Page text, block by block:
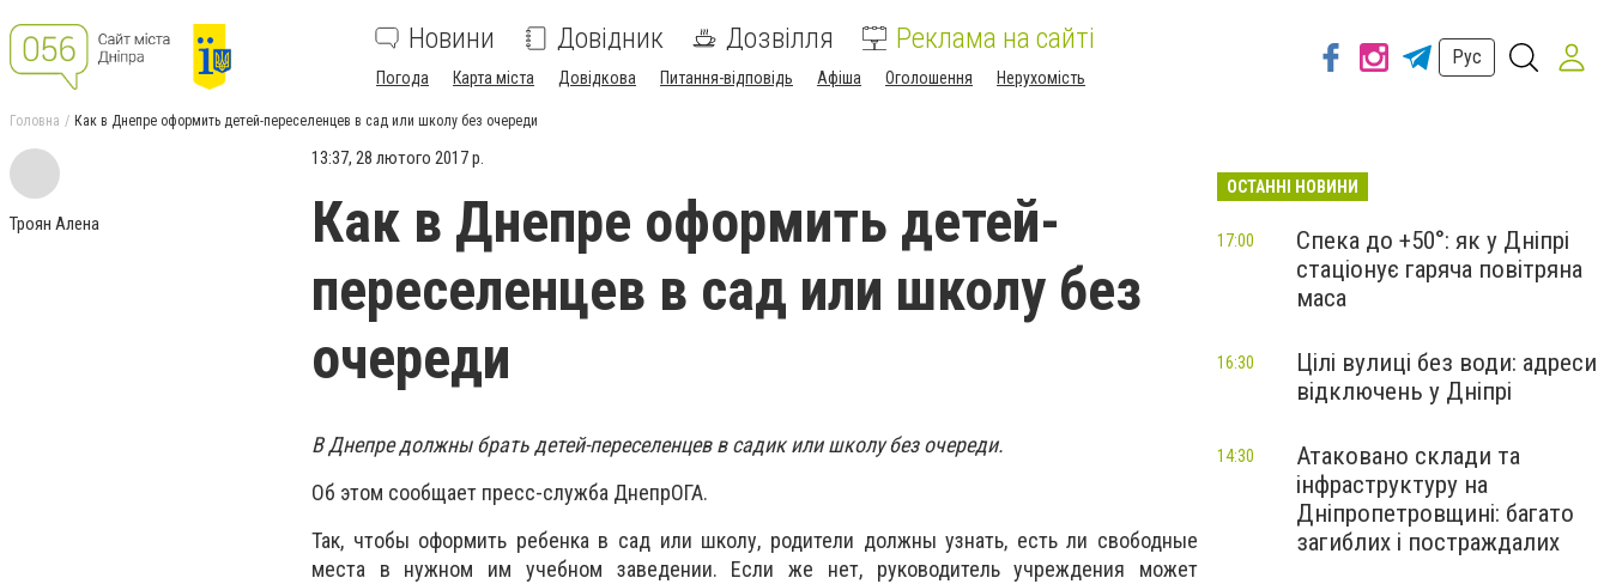
Новини Довідник Дозвілля Реклама на сайті
Погода Карта міста Довідкова Питання-відповідь Афіша Оголошення Нерухомість
Рус
Головна Как в Днепре оформить детей-переселенцев в сад или школу без очереди
Троян Алена
13:37, 28 лютого 2017 р.
Как в Днепре оформить детей-
переселенцев в сад или школу без
очереди
В Днепре должны брать детей-переселенцев в садик или школу без очереди.
Об этом сообщает пресс-служба ДнепрОГА.
Так, чтобы оформить ребенка в сад или школу, родители должны узнать, есть ли свободные
места в нужном им учебном заведении. Если же нет, руководитель учреждения может
ОСТАННІ НОВИНИ
Спека до +50°: як у Дніпрі
стаціонує гаряча повітряна
маса
17:00
Цілі вулиці без води: адреси
відключень у Дніпрі
16:30
Атаковано склади та
інфраструктуру на
Дніпропетровщині: багато
загиблих і постраждалих
14:30